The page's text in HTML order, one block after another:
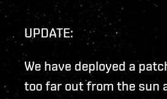
UPDATE:
We have deployed a
too far out from the sun